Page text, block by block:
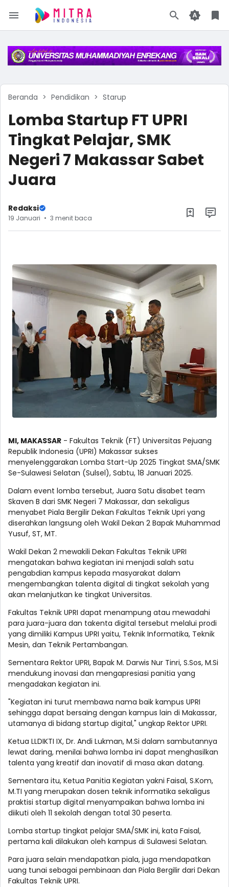
Beranda Pendidikan Starup
Lomba Startup FT UPRI
Tingkat Pelajar, SMK
Negeri 7 Makassar Sabet
Juara
Redaksi
19 Januari 3 menit baca
MI, MAKASSAR - Fakultas Teknik (FT) Universitas Pejuang
Republik Indonesia (UPRI) Makassar sukses
menyelenggarakan Lomba Start-Up 2025 Tingkat SMA/SMK
Se-Sulawesi Selatan (Sulsel), Sabtu, 18 Januari 2025.
Dalam event lomba tersebut, Juara Satu disabet team
Skaven B dari SMK Negeri 7 Makassar, dan sekaligus
menyabet Piala Bergilir Dekan Fakultas Teknik Upri yang
diserahkan langsung oleh Wakil Dekan 2 Bapak Muhammad
Yusuf, ST, MT.
Wakil Dekan 2 mewakili Dekan Fakultas Teknik UPRI
mengatakan bahwa kegiatan ini menjadi salah satu
pengabdian kampus kepada masyarakat dalam
mengembangkan talenta digital di tingkat sekolah yang
akan melanjutkan ke tingkat Universitas.
Fakultas Teknik UPRI dapat menampung atau mewadahi
para juara-juara dan takenta digital tersebut melalui prodi
yang dimiliki Kampus UPRI yaitu, Teknik Informatika, Teknik
Mesin, dan Teknik Pertambangan.
Sementara Rektor UPRI, Bapak M. Darwis Nur Tinri, S.Sos, M.Si
mendukung inovasi dan mengapresiasi panitia yang
mengadakan kegiatan ini.
"Kegiatan ini turut membawa nama baik kampus UPRI
sehingga dapat bersaing dengan kampus lain di Makassar,
utamanya di bidang startup digital," ungkap Rektor UPRI.
Ketua LLDIKTI IX, Dr. Andi Lukman, M.Si dalam sambutannya
lewat daring, menilai bahwa lomba ini dapat menghasilkan
talenta yang kreatif dan inovatif di masa akan datang.
Sementara itu, Ketua Panitia Kegiatan yakni Faisal, S.Kom,
M.TI yang merupakan dosen teknik informatika sekaligus
praktisi startup digital menyampaikan bahwa lomba ini
diikuti oleh 11 sekolah dengan total 30 peserta.
Lomba startup tingkat pelajar SMA/SMK ini, kata Faisal,
pertama kali dilakukan oleh kampus di Sulawesi Selatan.
Para juara selain mendapatkan piala, juga mendapatkan
uang tunai sebagai pembinaan dan Piala Bergilir dari Dekan
Fakultas Teknik UPRI.